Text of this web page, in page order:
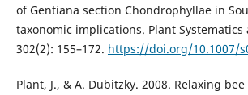
of Gentiana section Chondrophyllae in
taxonomic implications. Plant Systematics
302(2): 155–172. https://doi.org/10.1007/
Plant, J., & A. Dubitzky. 2008. Relaxing